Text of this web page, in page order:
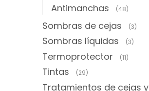
Antimanchas (48)
Sombras de cejas (3)
Sombras líquidas (3)
Termoprotector (11)
Tintas (29)
Tratamientos de cejas y